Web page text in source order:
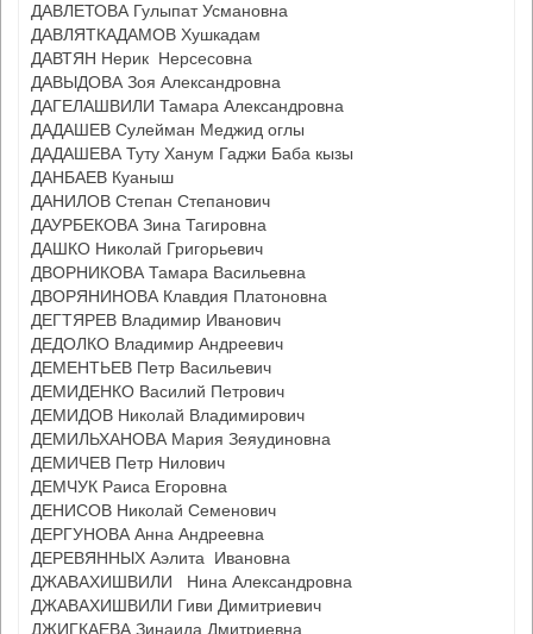
ДАВЛЕТОВА Гулыпат Усмановна
ДАВЛЯТКАДАМОВ Хушкадам
ДАВТЯН Нерик Нерсесовна
ДАВЫДОВА Зоя Александровна
ДАГЕЛАШВИЛИ Тамара Александровна
ДАДАШЕВ Сулейман Меджид оглы
ДАДАШЕВА Туту Ханум Гаджи Баба кызы
ДАНБАЕВ Куаныш
ДАНИЛОВ Степан Степанович
ДАУРБЕКОВА Зина Тагировна
ДАШКО Николай Григорьевич
ДВОРНИКОВА Тамара Васильевна
ДВОРЯНИНОВА Клавдия Платоновна
ДЕГТЯРЕВ Владимир Иванович
ДЕДОЛКО Владимир Андреевич
ДЕМЕНТЬЕВ Петр Васильевич
ДЕМИДЕНКО Василий Петрович
ДЕМИДОВ Николай Владимирович
ДЕМИЛЬХАНОВА Мария Зеяудиновна
ДЕМИЧЕВ Петр Нилович
ДЕМЧУК Раиса Егоровна
ДЕНИСОВ Николай Семенович
ДЕРГУНОВА Анна Андреевна
ДЕРЕВЯННЫХ Аэлита Ивановна
ДЖАВАХИШВИЛИ Нина Александровна
ДЖАВАХИШВИЛИ Гиви Димитриевич
ДЖИГКАЕВА Зинаида Дмитриевна